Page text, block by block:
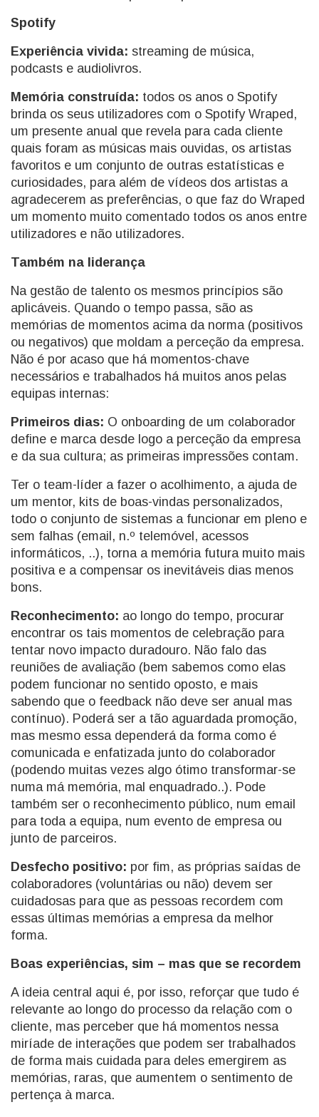
Spotify
Experiência vivida: streaming de música,
podcasts e audiolivros.
Memória construída: todos os anos o Spotify
brinda os seus utilizadores com o Spotify Wraped,
um presente anual que revela para cada cliente
quais foram as músicas mais ouvidas, os artistas
favoritos e um conjunto de outras estatísticas e
curiosidades, para além de vídeos dos artistas a
agradecerem as preferências, o que faz do Wraped
um momento muito comentado todos os anos entre
utilizadores e não utilizadores.
Também na liderança
Na gestão de talento os mesmos princípios são
aplicáveis. Quando o tempo passa, são as
memórias de momentos acima da norma (positivos
ou negativos) que moldam a perceção da empresa.
Não é por acaso que há momentos-chave
necessários e trabalhados há muitos anos pelas
equipas internas:
Primeiros dias: O onboarding de um colaborador
define e marca desde logo a perceção da empresa
e da sua cultura; as primeiras impressões contam.
Ter o team-líder a fazer o acolhimento, a ajuda de
um mentor, kits de boas-vindas personalizados,
todo o conjunto de sistemas a funcionar em pleno e
sem falhas (email, n.º telemóvel, acessos
informáticos, ..), torna a memória futura muito mais
positiva e a compensar os inevitáveis dias menos
bons.
Reconhecimento: ao longo do tempo, procurar
encontrar os tais momentos de celebração para
tentar novo impacto duradouro. Não falo das
reuniões de avaliação (bem sabemos como elas
podem funcionar no sentido oposto, e mais
sabendo que o feedback não deve ser anual mas
contínuo). Poderá ser a tão aguardada promoção,
mas mesmo essa dependerá da forma como é
comunicada e enfatizada junto do colaborador
(podendo muitas vezes algo ótimo transformar-se
numa má memória, mal enquadrado..). Pode
também ser o reconhecimento público, num email
para toda a equipa, num evento de empresa ou
junto de parceiros.
Desfecho positivo: por fim, as próprias saídas de
colaboradores (voluntárias ou não) devem ser
cuidadosas para que as pessoas recordem com
essas últimas memórias a empresa da melhor
forma.
Boas experiências, sim – mas que se recordem
A ideia central aqui é, por isso, reforçar que tudo é
relevante ao longo do processo da relação com o
cliente, mas perceber que há momentos nessa
miríade de interações que podem ser trabalhados
de forma mais cuidada para deles emergirem as
memórias, raras, que aumentem o sentimento de
pertença à marca.